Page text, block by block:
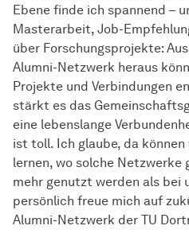
Ebene finde ich spannend –
Masterarbeit, Job-
über Forschungsprojekte:
Alumni-Netzwerk heraus
Projekte und Verbindungen
stärkt es das
eine lebenslange
ist toll. Ich glaube, da können
lernen, wo solche Netzwerke
mehr genutzt werden als bei
persönlich freue mich auf
Alumni-Netzwerk der TU